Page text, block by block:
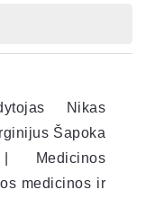
Nikas
Šapoka
| Medicinos
medicinos ir